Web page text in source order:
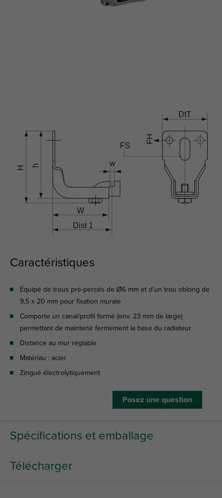
Caractéristiques
Équipé de trous pré-percés de Ø6 mm et d’un trou oblong de
9,5 x 20 mm pour fixation murale
Comporte un canal/profil formé (env. 23 mm de large)
permettant de maintenir fermement la base du radiateur
Distance au mur réglable
Matériau : acier
Zingué électrolytiquement
Posez une question
Spécifications et emballage
Télécharger